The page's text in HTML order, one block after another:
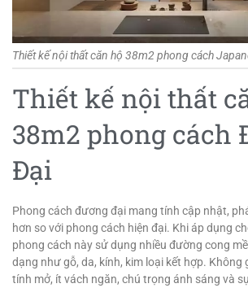
Thiết kế nội thất căn hộ 38m2 phong cách
Thiết kế nội thất
38m2 phong cách
Đại
Phong cách đương đại mang tính cập nhật,
hơn so với phong cách hiện đại. Khi áp dụng
phong cách này sử dụng nhiều đường cong
dạng như gỗ, da, kính, kim loại kết hợp.
tính mở, ít vách ngăn, chú trọng ánh sáng và